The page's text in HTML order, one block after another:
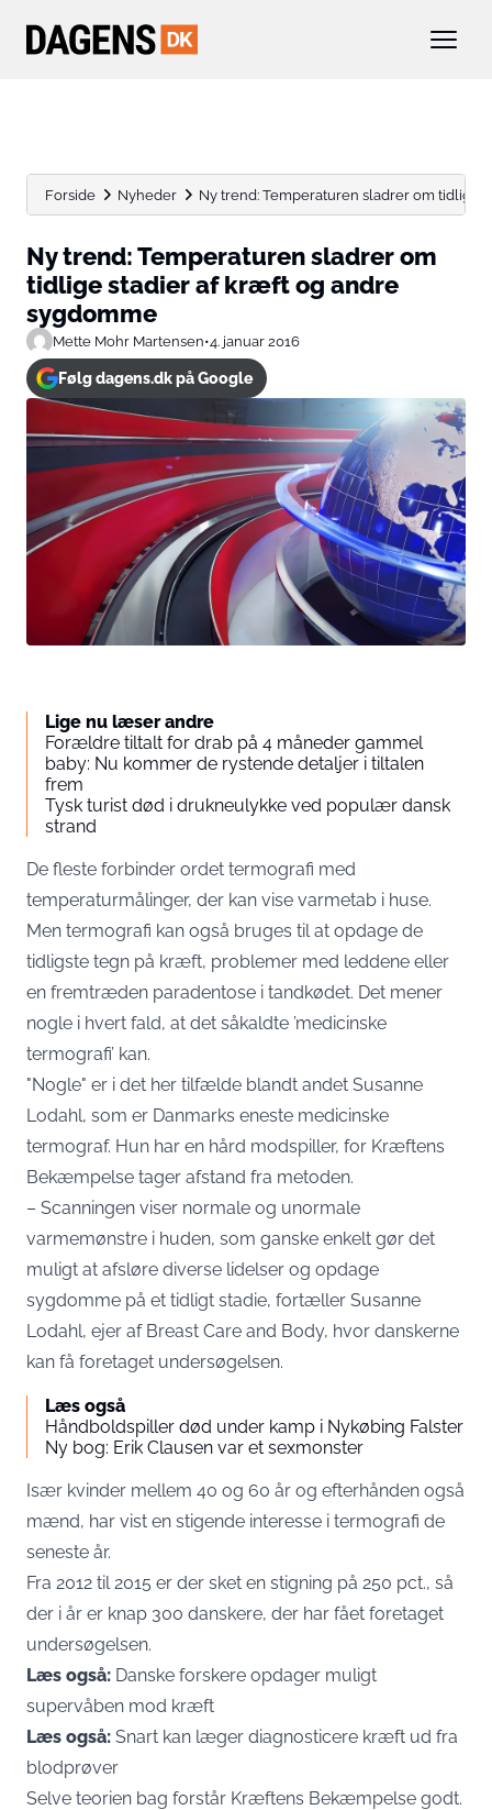
Forside Nyheder Ny trend: Temperaturen sladrer om tidlige
Ny trend: Temperaturen sladrer om
tidlige stadier af kræft og andre
sygdomme
Mette Mohr Martensen•4. januar 2016
Følg dagens.dk på Google
Lige nu læser andre
Forældre tiltalt for drab på 4 måneder gammel
baby: Nu kommer de rystende detaljer i tiltalen
frem
Tysk turist død i drukneulykke ved populær dansk
strand
De fleste forbinder ordet termografi med
temperaturmålinger, der kan vise varmetab i huse.
Men termografi kan også bruges til at opdage de
tidligste tegn på kræft, problemer med leddene eller
en fremtræden paradentose i tandkødet. Det mener
nogle i hvert fald, at det såkaldte ’medicinske
termografi’ kan.
"Nogle" er i det her tilfælde blandt andet Susanne
Lodahl, som er Danmarks eneste medicinske
termograf. Hun har en hård modspiller, for Kræftens
Bekæmpelse tager afstand fra metoden.
– Scanningen viser normale og unormale
varmemønstre i huden, som ganske enkelt gør det
muligt at afsløre diverse lidelser og opdage
sygdomme på et tidligt stadie, fortæller Susanne
Lodahl, ejer af Breast Care and Body, hvor danskerne
kan få foretaget undersøgelsen.
Læs også
Håndboldspiller død under kamp i Nykøbing Falster
Ny bog: Erik Clausen var et sexmonster
Især kvinder mellem 40 og 60 år og efterhånden også
mænd, har vist en stigende interesse i termografi de
seneste år.
Fra 2012 til 2015 er der sket en stigning på 250 pct., så
der i år er knap 300 danskere, der har fået foretaget
undersøgelsen.
Læs også: Danske forskere opdager muligt
supervåben mod kræft
Læs også: Snart kan læger diagnosticere kræft ud fra
blodprøver
Selve teorien bag forstår Kræftens Bekæmpelse godt.